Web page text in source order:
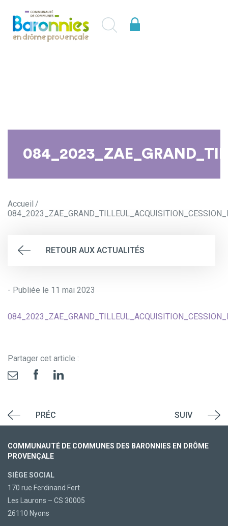
Accueil
RETOUR AUX ACTUALITÉS
- Publiée le 11 mai 2023
Partager cet article :
PRÉC SUIV
COMMUNAUTÉ DE COMMUNES DES BARONNIES EN DRÔME
PROVENÇALE
SIÈGE SOCIAL
170 rue Ferdinand Fert
Les Laurons – CS 30005
26110 Nyons